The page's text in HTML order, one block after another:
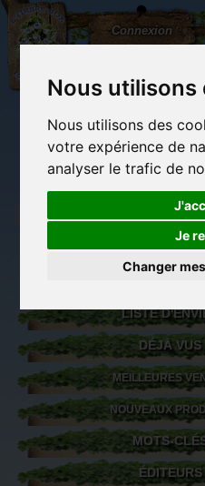
Nous utilisons
Nous utilisons des
votre expérience de
analyser le trafic de
Je
Changer
L'Arbre
aux
100.000
Connexion
(vide)
Librairie des
LISTE
DÉJÀ VUS
MEILLEURES
NOUVEAUX
MOTS-
ÉDITEURS